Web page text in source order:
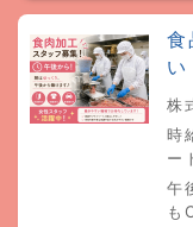
食
い
株
時
ー
午
も